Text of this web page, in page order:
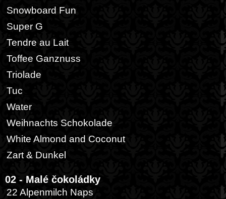
Snowboard Fun
Super G
Tendre au Lait
Toffee Ganznuss
Triolade
Tuc
Water
Weihnachts Schokolade
White Almond and Coconut
Zart & Dunkel
02 - Malé čokoládky
22 Alpenmilch Naps